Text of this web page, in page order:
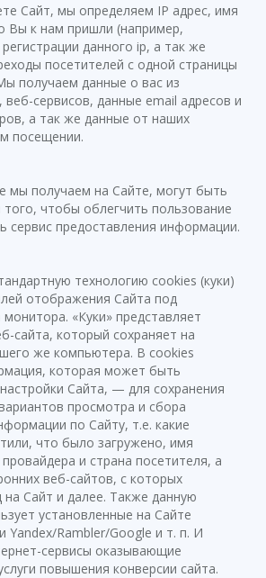
Сайт, мы определяем IP адрес, имя
Вы к нам пришли (например,
данного ip, а так же
посетителей с одной страницы
получаем данные о вас из
веб-сервисов, данные email адресов и
а так же данные от наших
посещении.
мы получаем на Сайте, могут быть
чтобы облегчить пользование
сервис предоставления информации.
технологию cookies (куки)
отображения Сайта под
«Куки» представляет
сайта, который сохраняет на
же компьютера. В cookies
которая может быть
Сайта, — для сохранения
просмотра и сбора
по Сайту, т.е. какие
что было загружено, имя
и страна посетителя, а
веб-сайтов, с которых
на Сайт и далее. Также данную
установленные на Сайте
Yandex/Rambler/Google и т. п. И
сервисы оказывающие
повышения конверсии сайта.